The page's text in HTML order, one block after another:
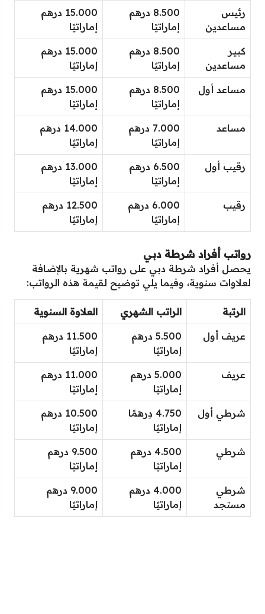
رئيس
مساعدين
8.500 درهم
إماراتيًا
15.000 درهم
إماراتيًا
كبير
مساعدين
8.500 درهم
إماراتيًا
15.000 درهم
إماراتيًا
مساعد أول
8.500 درهم
إماراتيًا
15.000 درهم
إماراتيًا
مساعد
7.000 درهم
إماراتيًا
14.000 درهم
إماراتيًا
رقيب أول
6.500 درهم
إماراتيًا
13.000 درهم
إماراتيًا
رقيب
6.000 درهم
إماراتيًا
12.500 درهم
إماراتيًا
رواتب أفراد شرطة دبي
يحصل أفراد شرطة دبي على رواتب شهرية بالإضافة
لعلاوات سنوية، وفيما يلي توضيح لقيمة هذه الرواتب:
الرتبة الراتب الشهري العلاوة السنوية
عريف أول
5.500 درهم
إماراتيًا
11.500 درهم
إماراتيًا
عريف
5.000 درهم
إماراتيًا
11.000 درهم
إماراتيًا
شرطي أول
4.750 دِرهمًا
إماراتيًا
10.500 درهم
إماراتيًا
شرطي
4.500 درهم
إماراتيًا
9.500 درهم
إماراتيًا
شرطي
مستجد
4.000 درهم
إماراتيًا
9.000 درهم
إماراتيًا